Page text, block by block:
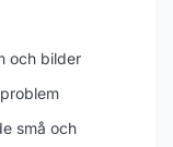
och bilder
små och